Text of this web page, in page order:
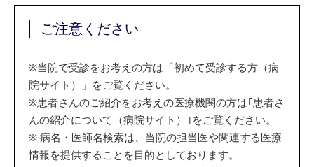
ご注意ください
※当院で受診をお考えの方は「初めて受診する方（病
院サイト）」をご覧ください。
※患者さんのご紹介をお考えの医療機関の方は｢患者さ
んの紹介について（病院サイト）｣をご覧ください。
※ 病名・医師名検索は、当院の担当医や関連する医療
情報を提供することを目的としております。